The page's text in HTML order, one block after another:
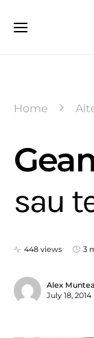
Home
sau
448 views 3
Alex
July 18, 2014